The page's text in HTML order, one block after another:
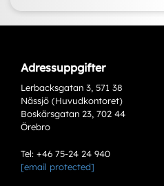
Adressuppgifter
Lerbacksgatan 3, 571 38
Nässjö (Huvudkontoret)
Boskärsgatan 23, 702 44
Örebro
Tel: +46 75-24 24 940
[email protected]